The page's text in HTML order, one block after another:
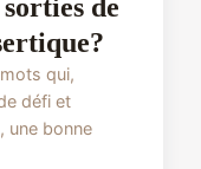
de
qui,
défi et
une bonne